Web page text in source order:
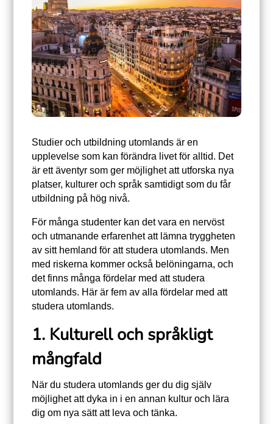
Studier och utbildning utomlands är en
upplevelse som kan förändra livet för alltid. Det
är ett äventyr som ger möjlighet att utforska nya
platser, kulturer och språk samtidigt som du får
utbildning på hög nivå.
För många studenter kan det vara en nervöst
och utmanande erfarenhet att lämna tryggheten
av sitt hemland för att studera utomlands. Men
med riskerna kommer också belöningarna, och
det finns många fördelar med att studera
utomlands. Här är fem av alla fördelar med att
studera utomlands.
1. Kulturell och språkligt
mångfald
När du studera utomlands ger du dig själv
möjlighet att dyka in i en annan kultur och lära
dig om nya sätt att leva och tänka.